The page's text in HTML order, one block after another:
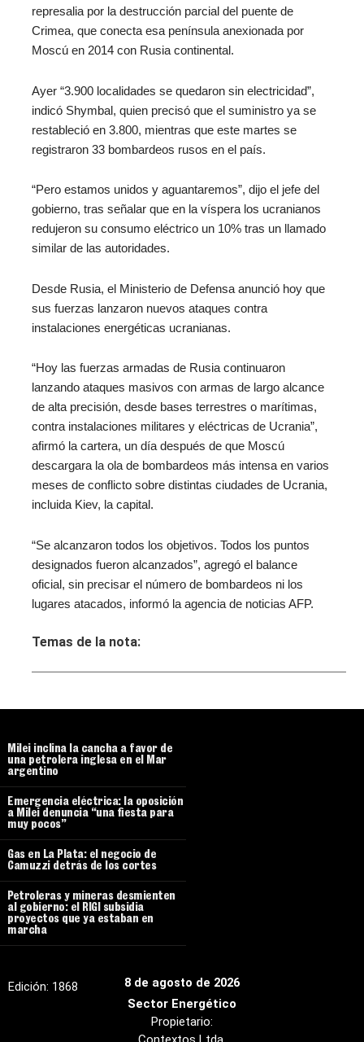
represalia por la destrucción parcial del puente de
Crimea, que conecta esa península anexionada por
Moscú en 2014 con Rusia continental.
Ayer “3.900 localidades se quedaron sin electricidad”,
indicó Shymbal, quien precisó que el suministro ya se
restableció en 3.800, mientras que este martes se
registraron 33 bombardeos rusos en el país.
“Pero estamos unidos y aguantaremos”, dijo el jefe del
gobierno, tras señalar que en la víspera los ucranianos
redujeron su consumo eléctrico un 10% tras un llamado
similar de las autoridades.
Desde Rusia, el Ministerio de Defensa anunció hoy que
sus fuerzas lanzaron nuevos ataques contra
instalaciones energéticas ucranianas.
“Hoy las fuerzas armadas de Rusia continuaron
lanzando ataques masivos con armas de largo alcance
de alta precisión, desde bases terrestres o marítimas,
contra instalaciones militares y eléctricas de Ucrania”,
afirmó la cartera, un día después de que Moscú
descargara la ola de bombardeos más intensa en varios
meses de conflicto sobre distintas ciudades de Ucrania,
incluida Kiev, la capital.
“Se alcanzaron todos los objetivos. Todos los puntos
designados fueron alcanzados”, agregó el balance
oficial, sin precisar el número de bombardeos ni los
lugares atacados, informó la agencia de noticias AFP.
Temas de la nota:
8 de agosto de 2026
Edición: 1868
Sector Energético
Propietario:
Milei inclina la cancha a favor de
una petrolera inglesa en el Mar
argentino
Emergencia eléctrica: la oposición
a Milei denuncia “una fiesta para
muy pocos”
Gas en La Plata: el negocio de
Camuzzi detrás de los cortes
Petroleras y mineras desmienten
al gobierno: el RIGI subsidia
proyectos que ya estaban en
marcha